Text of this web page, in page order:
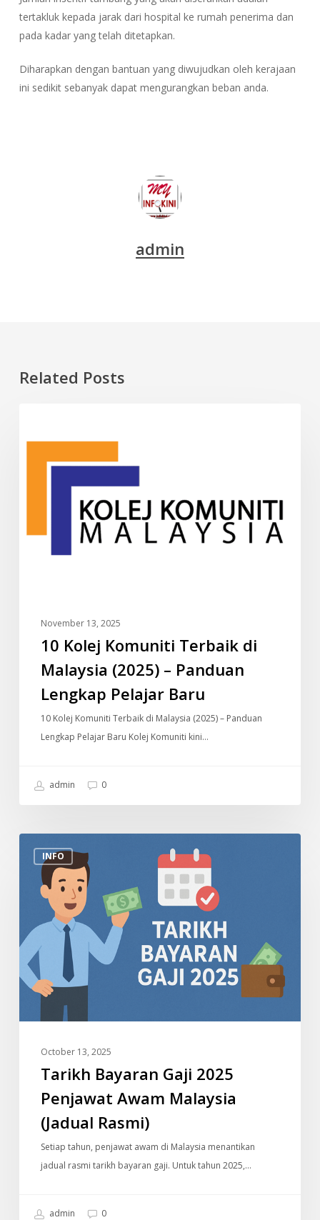
tertakluk kepada jarak dari hospital ke rumah penerima dan
pada kadar yang telah ditetapkan.
Diharapkan dengan bantuan yang diwujudkan oleh kerajaan
ini sedikit sebanyak dapat mengurangkan beban anda.
admin
Related Posts
Terbaik
Panduan
November 13, 2025
10 Kolej Komuniti Terbaik di
Malaysia (2025) – Panduan
Lengkap Pelajar Baru
10 Kolej Komuniti Terbaik di Malaysia (2025) – Panduan
Lengkap Pelajar Baru Kolej Komuniti kini…
admin 0
INFO
Bayaran
2025
Penjawat
Awam
Malaysia
(Jadual
Rasmi)
October 13, 2025
Tarikh Bayaran Gaji 2025
Penjawat Awam Malaysia
(Jadual Rasmi)
Setiap tahun, penjawat awam di Malaysia menantikan
jadual rasmi tarikh bayaran gaji. Untuk tahun 2025,…
admin 0